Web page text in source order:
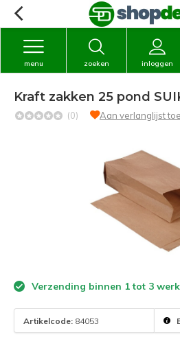
zoeken inloggen
menu
Kraft zakken 25 pond
(0) Aan verlanglijst
Verzending binnen 1 tot 3
Artikelcode: 84053